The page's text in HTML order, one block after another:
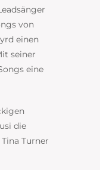
von
einen
seiner
eine
die
Turner